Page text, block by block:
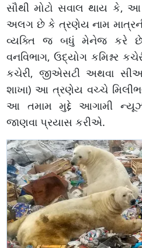
સૌથી મોટો સવાલ થાય
અલગ છે કે ત્રણેય નામ
વ્યક્તિ જ બધું મેનેજ કરે
વનવિભાગ, ઉદ્યોગ કમિશ્નર
કચેરી, જીએસટી અથવા
શાખા) આ ત્રણેય વચ્ચે
આ તમામ મુદ્દે આગામી ન્યૂઝ
જાણવા પ્રયાસ કરીએ.